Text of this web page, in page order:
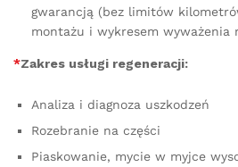
gwarancją (bez limitów
montażu i wykresem wyważenia
*Zakres usługi regeneracji:
Analiza i diagnoza uszkodzeń
Rozebranie na części
Piaskowanie, mycie w myjce